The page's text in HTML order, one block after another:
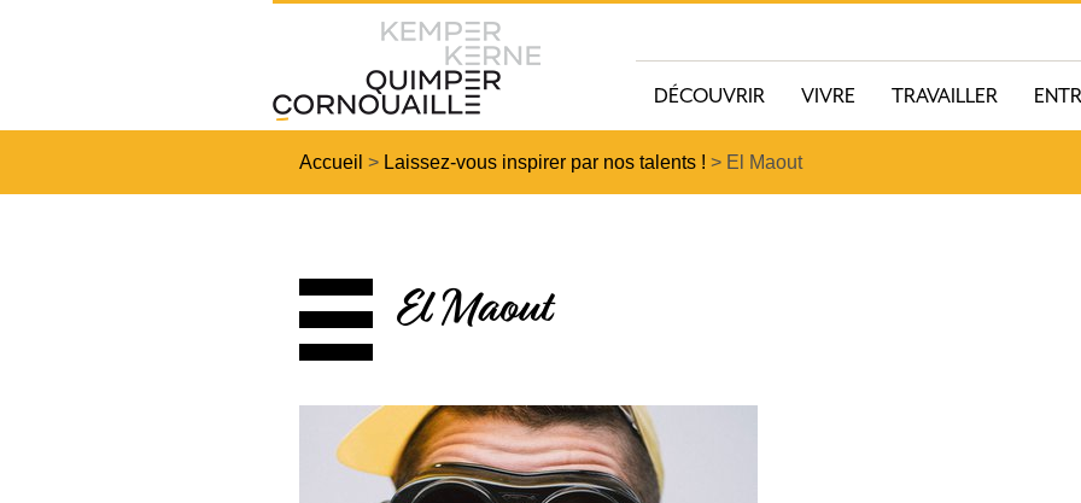
DÉCOUVRIR VIVRE TRAVAILLER
Accueil > Laissez-vous inspirer par nos talents ! > El Maout
El Maout